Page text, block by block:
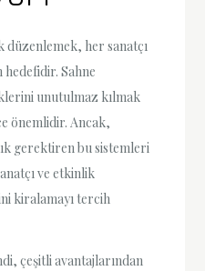
her sanatçı
Sahne
unutulmaz kılmak
önemlidir. Ancak,
gerektiren bu sistemleri
ve etkinlik
kiralamayı tercih
çeşitli avantajlarından